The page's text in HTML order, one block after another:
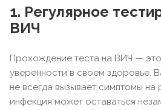
1. Регулярное
ВИЧ
Прохождение теста на ВИЧ —
уверенности в своем здоровье.
не всегда вызывает симптомы на
инфекция может оставаться